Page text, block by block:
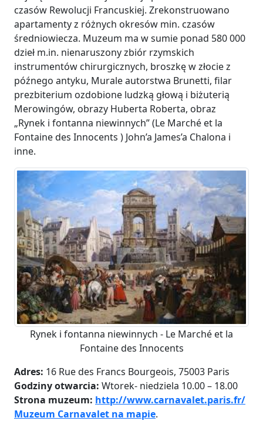
czasów Rewolucji Francuskiej. Zrekonstruowano
apartamenty z różnych okresów min. czasów
średniowiecza. Muzeum ma w sumie ponad 580 000
dzieł m.in. nienaruszony zbiór rzymskich
instrumentów chirurgicznych, broszkę w złocie z
późnego antyku, Murale autorstwa Brunetti, filar
prezbiterium ozdobione ludzką głową i biżuterią
Merowingów, obrazy Huberta Roberta, obraz
„Rynek i fontanna niewinnych” (Le Marché et la
Fontaine des Innocents ) John’a James’a Chalona i
inne.
Rynek i fontanna niewinnych - Le Marché et la
Fontaine des Innocents
Adres: 16 Rue des Francs Bourgeois, 75003 Paris
Godziny otwarcia: Wtorek- niedziela 10.00 – 18.00
Strona muzeum: http://www.carnavalet.paris.fr/
Muzeum Carnavalet na mapie.